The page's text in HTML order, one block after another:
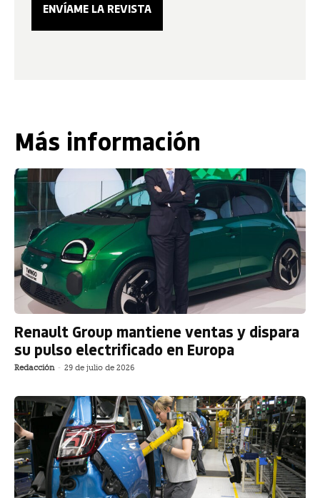
Más información
Renault Group mantiene ventas y dispara
su pulso electrificado en Europa
Redacción - 29 de julio de 2026